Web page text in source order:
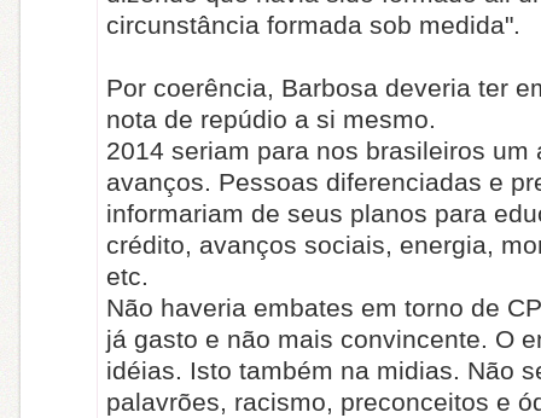
circunstância formada sob medida".
Por coerência, Barbosa deveria ter
nota de repúdio a si mesmo.
2014 seriam para nos brasileiros um
avanços. Pessoas diferenciadas e
informariam de seus planos para
crédito, avanços sociais, energia,
etc.
Não haveria embates em torno de
já gasto e não mais convincente. O
idéias. Isto também na midias. Não
palavrões, racismo, preconceitos e